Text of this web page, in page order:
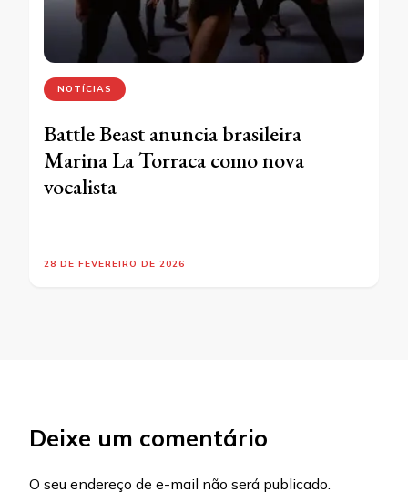
NOTÍCIAS
Battle Beast anuncia brasileira
Marina La Torraca como nova
vocalista
28 DE FEVEREIRO DE 2026
Deixe um comentário
O seu endereço de e-mail não será publicado.